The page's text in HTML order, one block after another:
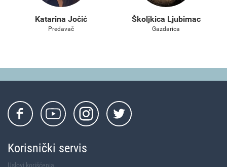
Katarina Jočić
Predavač
Školjkica Ljubimac
Gazdarica
Korisnički servis
Uslovi korišćenja